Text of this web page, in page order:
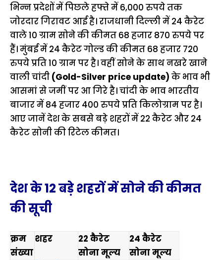
भिन्न प्रदेशों में पिछले हफ्ते में 6,000 रुपये तक
जोरदार गिरावट आई है। राजधानी दिल्ली में 24 कैरेट
वाले 10 ग्राम सोने की कीमत 68 हजार 870 रुपये पर
हैं। मुंबई में 24 कैरेट गोल्ड की कीमत 68 हजार 720
रुपये प्रति 10 ग्राम पर है। वहीं सोने के साथ नखरे खाने
वाली चांदी (Gold-Silver price update) के भाव भी
आसमां से जमीं पर आ गिरे है। चांदी के भाव भारतीय
बाजार में 84 हजार 400 रुपये प्रति किलोग्राम पर है।
आए जानें देश के सबसे बड़े शहरों में 22 कैरेट और 24
कैरेट सोनी की रिटेल कीमत।
देश के 12 बड़े शहरों में सोने की कीमत
की सूची
क्रम
संख्या
शहर
22 कैरेट
सोना मूल्य
24 कैरेट
सोना मूल्य